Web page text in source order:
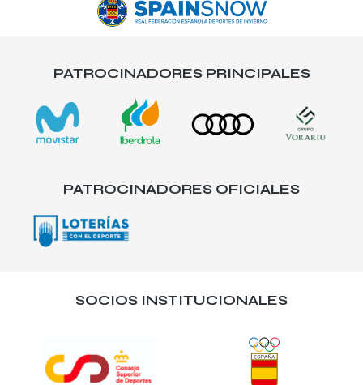
PATROCINADORES PRINCIPALES
PATROCINADORES OFICIALES
SOCIOS INSTITUCIONALES